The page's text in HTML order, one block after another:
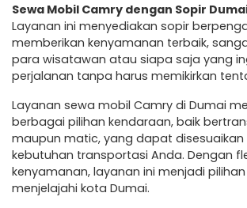
Sewa Mobil Camry dengan Sopir
Layanan ini menyediakan sopir
memberikan kenyamanan terbaik,
para wisatawan atau siapa saja yang
perjalanan tanpa harus memikirkan
Layanan sewa mobil Camry di Dumai
berbagai pilihan kendaraan, baik
maupun matic, yang dapat disesuaikan
kebutuhan transportasi Anda. Dengan
kenyamanan, layanan ini menjadi
menjelajahi kota Dumai.